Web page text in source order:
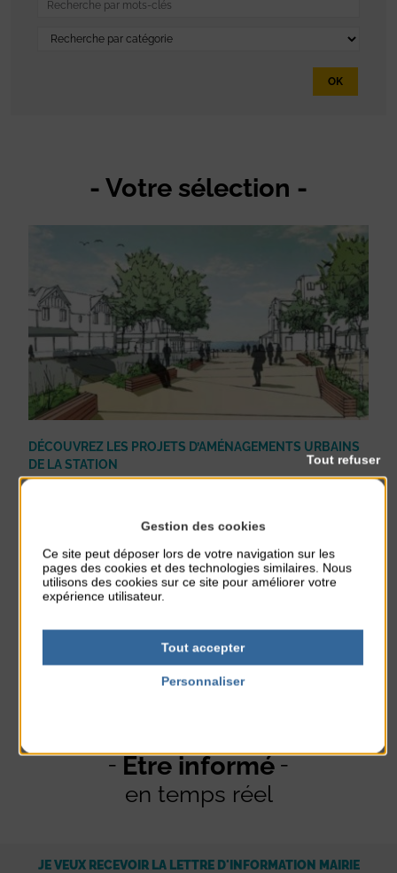
OK
- Votre sélection -
DÉCOUVREZ LES PROJETS D’AMÉNAGEMENTS URBAINS
DE LA STATION
C'est pour répondre à une problématique d'espace lié à une fréquentation
s’est engagée depuis 2016 dans une ...
En lire plus
Être informé
en temps réel
JE VEUX RECEVOIR LA LETTRE D'INFORMATION MAIRIE
Gestion des cookies
Ce site peut déposer lors de votre navigation sur les
pages des cookies et des technologies similaires. Nous
utilisons des cookies sur ce site pour améliorer votre
expérience utilisateur.
Tout accepter
Tout refuser
Personnaliser